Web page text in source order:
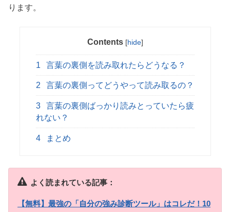
ります。
Contents [hide]
1 言葉の裏側を読み取れたらどうなる？
2 言葉の裏側ってどうやって読み取るの？
3
言葉の裏側ばっかり読みとっていたら疲
れない？
4 まとめ
よく読まれている記事：
【無料】最強の「自分の強み診断ツール」はコレだ！10